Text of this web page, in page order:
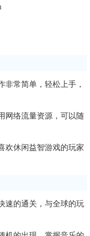
非常简单，轻松上手，
网络流量资源，可以随
欢休闲益智游戏的玩家
速的通关，与全球的玩